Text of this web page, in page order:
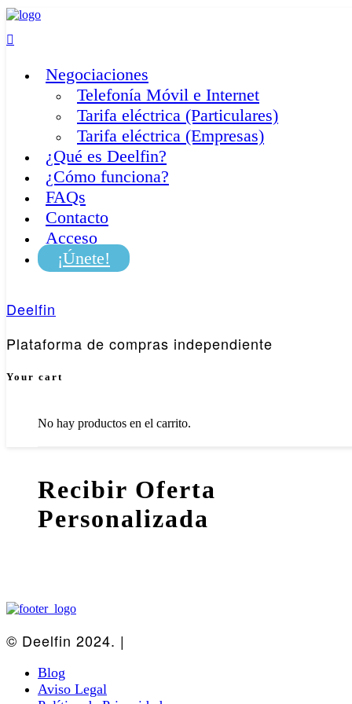
Skip
content
Negociaciones
Telefonía Móvil e Internet
Tarifa eléctrica (Particulares)
Tarifa eléctrica (Empresas)
¿Qué es Deelfin?
¿Cómo funciona?
FAQs
Contacto
Acceso
¡Únete!
Deelfin
Plataforma de compras independiente
Your cart
No hay productos en el carrito.
Recibir Oferta
Personalizada
© Deelfin 2024. |
Blog
Aviso Legal